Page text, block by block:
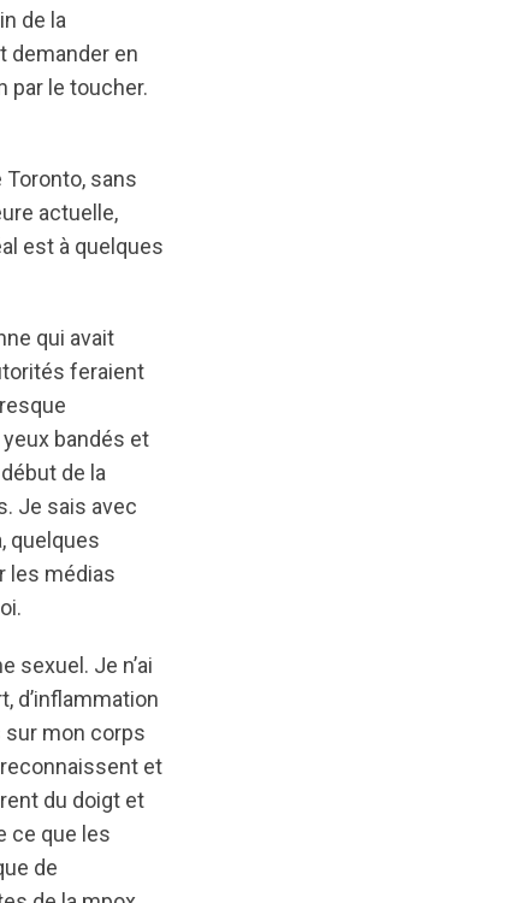
de la
demander en
par le toucher.
Toronto, sans
actuelle,
est à quelques
qui avait
feraient
bandés et
de la
Je sais avec
quelques
les médias
sexuel. Je n’ai
d’inflammation
mon corps
et
du doigt et
ce que les
de